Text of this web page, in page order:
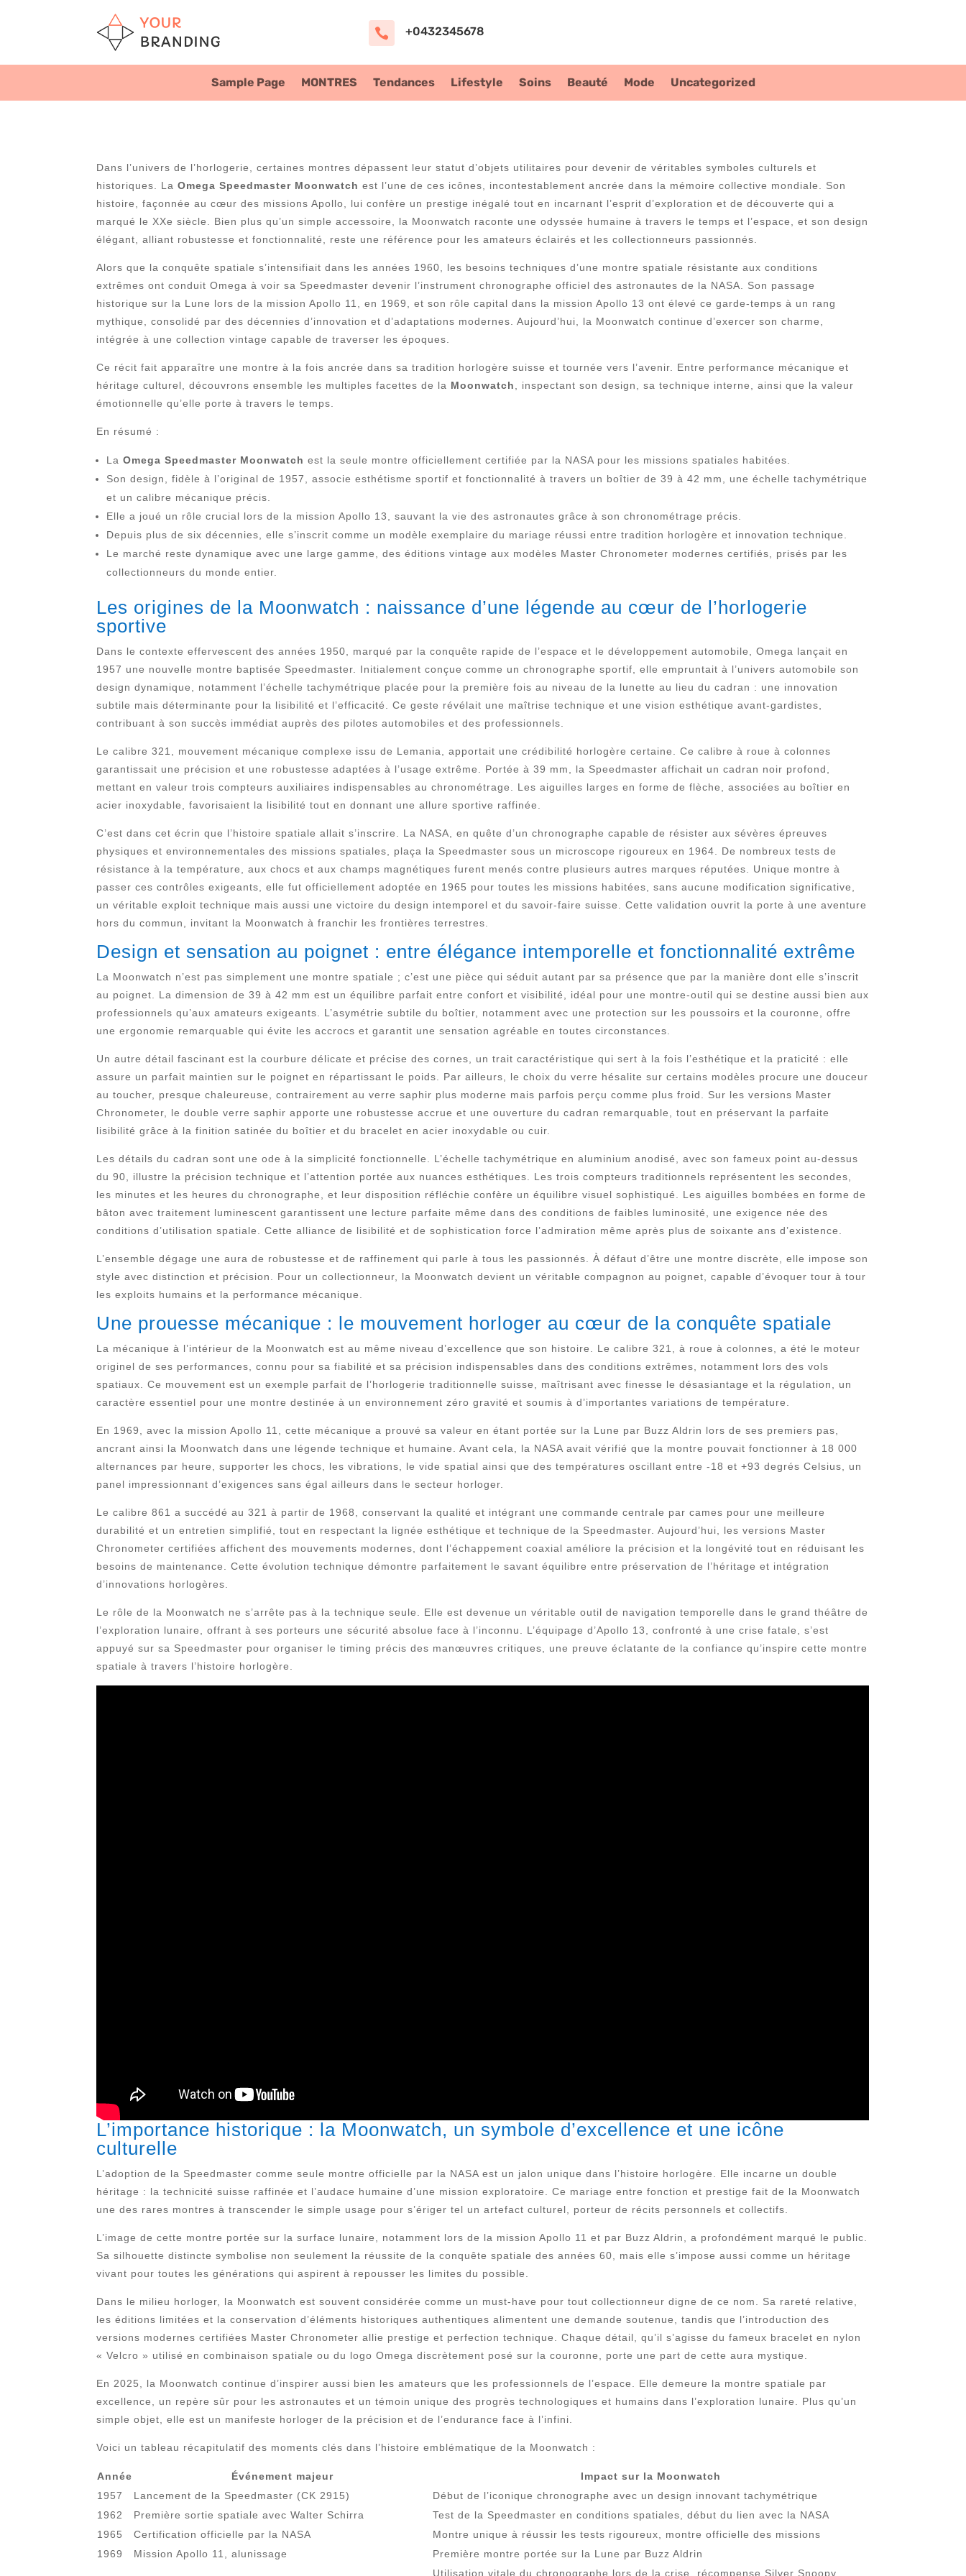
 +0432345678
Sample Page MONTRES Tendances Lifestyle Soins Beauté Mode Uncategorized
Dans l’univers de l’horlogerie, certaines montres dépassent leur statut d’objets utilitaires pour devenir de véritables symboles culturels et
historiques. LaOmega Speedmaster Moonwatch est l’une de ces icônes, incontestablement ancrée dans la mémoire collective mondiale. Son
histoire, façonnée au cœur des missions Apollo, lui confère un prestige inégalé tout en incarnant l’esprit d’exploration et de découverte qui a
marqué le XXe siècle. Bien plus qu’un simple accessoire, la Moonwatch raconte une odyssée humaine à travers le temps et l’espace, et son design
élégant, alliant robustesse et fonctionnalité, reste une référence pour les amateurs éclairés et les collectionneurs passionnés.
Alors que la conquête spatiale s’intensifiait dans les années 1960, les besoins techniques d’une montre spatiale résistante aux conditions
extrêmes ont conduit Omega à voir sa Speedmaster devenir l’instrument chronographe officiel des astronautes de la NASA. Son passage
historique sur la Lune lors de la mission Apollo 11, en 1969, et son rôle capital dans la mission Apollo 13 ont élevé ce garde-temps à un rang
mythique, consolidé par des décennies d’innovation et d’adaptations modernes. Aujourd’hui, la Moonwatch continue d’exercer son charme,
intégrée à une collection vintage capable de traverser les époques.
Ce récit fait apparaître une montre à la fois ancrée dans sa tradition horlogère suisse et tournée vers l’avenir. Entre performance mécanique et
héritage culturel, découvrons ensemble les multiples facettes de la Moonwatch
, inspectant son design, sa technique interne, ainsi que la valeur
émotionnelle qu’elle porte à travers le temps.
En résumé :
LaOmega Speedmaster Moonwatch est la seule montre officiellement certifiée par la NASA pour les missions spatiales habitées.
Son design, fidèle à l’original de 1957, associe esthétisme sportif et fonctionnalité à travers un boîtier de 39 à 42 mm, une échelle tachymétrique
et un calibre mécanique précis.
Elle a joué un rôle crucial lors de la mission Apollo 13, sauvant la vie des astronautes grâce à son chronométrage précis.
Depuis plus de six décennies, elle s’inscrit comme un modèle exemplaire du mariage réussi entre tradition horlogère et innovation technique.
Le marché reste dynamique avec une large gamme, des éditions vintage aux modèles Master Chronometer modernes certifiés, prisés par les
collectionneurs du monde entier.
Les origines de la Moonwatch : naissance d’une légende au cœur de l’horlogerie
sportive
Dans le contexte effervescent des années 1950, marqué par la conquête rapide de l’espace et le développement automobile, Omega lançait en
1957 une nouvelle montre baptisée Speedmaster. Initialement conçue comme un chronographe sportif, elle empruntait à l’univers automobile son
design dynamique, notamment l’échelle tachymétrique placée pour la première fois au niveau de la lunette au lieu du cadran : une innovation
subtile mais déterminante pour la lisibilité et l’efficacité. Ce geste révélait une maîtrise technique et une vision esthétique avant-gardistes,
contribuant à son succès immédiat auprès des pilotes automobiles et des professionnels.
Le calibre 321, mouvement mécanique complexe issu de Lemania, apportait une crédibilité horlogère certaine. Ce calibre à roue à colonnes
garantissait une précision et une robustesse adaptées à l’usage extrême. Portée à 39 mm, la Speedmaster affichait un cadran noir profond,
mettant en valeur trois compteurs auxiliaires indispensables au chronométrage. Les aiguilles larges en forme de flèche, associées au boîtier en
acier inoxydable, favorisaient la lisibilité tout en donnant une allure sportive raffinée.
C’est dans cet écrin que l’histoire spatiale allait s’inscrire. La NASA, en quête d’un chronographe capable de résister aux sévères épreuves
physiques et environnementales des missions spatiales, plaça la Speedmaster sous un microscope rigoureux en 1964. De nombreux tests de
résistance à la température, aux chocs et aux champs magnétiques furent menés contre plusieurs autres marques réputées. Unique montre à
passer ces contrôles exigeants, elle fut officiellement adoptée en 1965 pour toutes les missions habitées, sans aucune modification significative,
un véritable exploit technique mais aussi une victoire du design intemporel et du savoir-faire suisse. Cette validation ouvrit la porte à une aventure
hors du commun, invitant la Moonwatch à franchir les frontières terrestres.
Design et sensation au poignet : entre élégance intemporelle et fonctionnalité extrême
La Moonwatch n’est pas simplement une montre spatiale ; c’est une pièce qui séduit autant par sa présence que par la manière dont elle s’inscrit
au poignet. La dimension de 39 à 42 mm est un équilibre parfait entre confort et visibilité, idéal pour une montre-outil qui se destine aussi bien aux
professionnels qu’aux amateurs exigeants. L’asymétrie subtile du boîtier, notamment avec une protection sur les poussoirs et la couronne, offre
une ergonomie remarquable qui évite les accrocs et garantit une sensation agréable en toutes circonstances.
Un autre détail fascinant est la courbure délicate et précise des cornes, un trait caractéristique qui sert à la fois l’esthétique et la praticité : elle
assure un parfait maintien sur le poignet en répartissant le poids. Par ailleurs, le choix du verre hésalite sur certains modèles procure une douceur
au toucher, presque chaleureuse, contrairement au verre saphir plus moderne mais parfois perçu comme plus froid. Sur les versions Master
Chronometer, le double verre saphir apporte une robustesse accrue et une ouverture du cadran remarquable, tout en préservant la parfaite
lisibilité grâce à la finition satinée du boîtier et du bracelet en acier inoxydable ou cuir.
Les détails du cadran sont une ode à la simplicité fonctionnelle. L’échelle tachymétrique en aluminium anodisé, avec son fameux point au-dessus
du 90, illustre la précision technique et l’attention portée aux nuances esthétiques. Les trois compteurs traditionnels représentent les secondes,
les minutes et les heures du chronographe, et leur disposition réfléchie confère un équilibre visuel sophistiqué. Les aiguilles bombées en forme de
bâton avec traitement luminescent garantissent une lecture parfaite même dans des conditions de faibles luminosité, une exigence née des
conditions d’utilisation spatiale. Cette alliance de lisibilité et de sophistication force l’admiration même après plus de soixante ans d’existence.
L’ensemble dégage une aura de robustesse et de raffinement qui parle à tous les passionnés. À défaut d’être une montre discrète, elle impose son
style avec distinction et précision. Pour un collectionneur, la Moonwatch devient un véritable compagnon au poignet, capable d’évoquer tour à tour
les exploits humains et la performance mécanique.
Une prouesse mécanique : le mouvement horloger au cœur de la conquête spatiale
La mécanique à l’intérieur de la Moonwatch est au même niveau d’excellence que son histoire. Le calibre 321, à roue à colonnes, a été le moteur
originel de ses performances, connu pour sa fiabilité et sa précision indispensables dans des conditions extrêmes, notamment lors des vols
spatiaux. Ce mouvement est un exemple parfait de l’horlogerie traditionnelle suisse, maîtrisant avec finesse le désasiantage et la régulation, un
caractère essentiel pour une montre destinée à un environnement zéro gravité et soumis à d’importantes variations de température.
En 1969, avec la mission Apollo 11, cette mécanique a prouvé sa valeur en étant portée sur la Lune par Buzz Aldrin lors de ses premiers pas,
ancrant ainsi la Moonwatch dans une légende technique et humaine. Avant cela, la NASA avait vérifié que la montre pouvait fonctionner à 18 000
alternances par heure, supporter les chocs, les vibrations, le vide spatial ainsi que des températures oscillant entre -18 et +93 degrés Celsius, un
panel impressionnant d’exigences sans égal ailleurs dans le secteur horloger.
Le calibre 861 a succédé au 321 à partir de 1968, conservant la qualité et intégrant une commande centrale par cames pour une meilleure
durabilité et un entretien simplifié, tout en respectant la lignée esthétique et technique de la Speedmaster. Aujourd’hui, les versions Master
Chronometer certifiées affichent des mouvements modernes, dont l’échappement coaxial améliore la précision et la longévité tout en réduisant les
besoins de maintenance. Cette évolution technique démontre parfaitement le savant équilibre entre préservation de l’héritage et intégration
d’innovations horlogères.
Le rôle de la Moonwatch ne s’arrête pas à la technique seule. Elle est devenue un véritable outil de navigation temporelle dans le grand théâtre de
l’exploration lunaire, offrant à ses porteurs une sécurité absolue face à l’inconnu. L’équipage d’Apollo 13, confronté à une crise fatale, s’est
appuyé sur sa Speedmaster pour organiser le timing précis des manœuvres critiques, une preuve éclatante de la confiance qu’inspire cette montre
spatiale à travers l’histoire horlogère.
L’importance historique : la Moonwatch, un symbole d’excellence et une icône
culturelle
L’adoption de la Speedmaster comme seule montre officielle par la NASA est un jalon unique dans l’histoire horlogère. Elle incarne un double
héritage : la technicité suisse raffinée et l’audace humaine d’une mission exploratoire. Ce mariage entre fonction et prestige fait de la Moonwatch
une des rares montres à transcender le simple usage pour s’ériger tel un artefact culturel, porteur de récits personnels et collectifs.
L’image de cette montre portée sur la surface lunaire, notamment lors de la mission Apollo 11 et par Buzz Aldrin, a profondément marqué le public.
Sa silhouette distincte symbolise non seulement la réussite de la conquête spatiale des années 60, mais elle s’impose aussi comme un héritage
vivant pour toutes les générations qui aspirent à repousser les limites du possible.
Dans le milieu horloger, la Moonwatch est souvent considérée comme un must-have pour tout collectionneur digne de ce nom. Sa rareté relative,
les éditions limitées et la conservation d’éléments historiques authentiques alimentent une demande soutenue, tandis que l’introduction des
versions modernes certifiées Master Chronometer allie prestige et perfection technique. Chaque détail, qu’il s’agisse du fameux bracelet en nylon
« Velcro » utilisé en combinaison spatiale ou du logo Omega discrètement posé sur la couronne, porte une part de cette aura mystique.
En 2025, la Moonwatch continue d’inspirer aussi bien les amateurs que les professionnels de l’espace. Elle demeure la montre spatiale par
excellence, un repère sûr pour les astronautes et un témoin unique des progrès technologiques et humains dans l’exploration lunaire. Plus qu’un
simple objet, elle est un manifeste horloger de la précision et de l’endurance face à l’infini.
Voici un tableau récapitulatif des moments clés dans l’histoire emblématique de la Moonwatch :
Année Événement majeur
Impact sur la Moonwatch
1957
Lancement de la Speedmaster (CK 2915)
Début de l’iconique chronographe avec un design innovant tachymétrique
1962
Première sortie spatiale avec Walter Schirra
Test de la Speedmaster en conditions spatiales, début du lien avec la NASA
1965
Certification officielle par la NASA
Montre unique à réussir les tests rigoureux, montre officielle des missions
1969
Mission Apollo 11, alunissage Première montre portée sur la Lune par Buzz Aldrin
Utilisation vitale du chronographe lors de la crise, récompense Silver Snoopy